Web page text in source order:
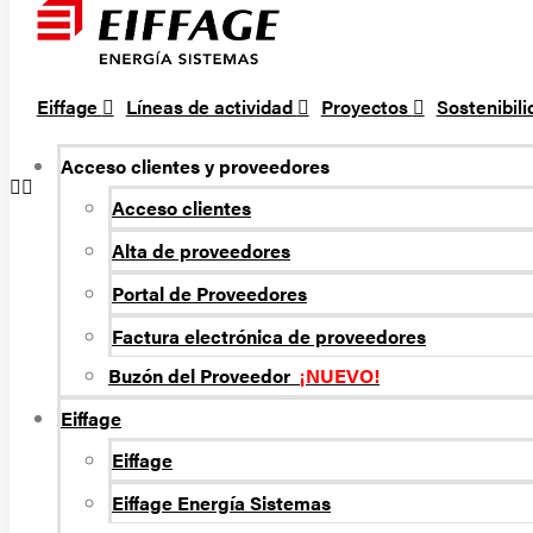
Eiffage Líneas de actividad Proyectos
Acceso clientes y proveedores
Acceso clientes
Alta de proveedores
Portal de Proveedores
Factura electrónica de proveedores
Buzón del Proveedor ¡NUEVO!
Eiffage
Eiffage
Eiffage Energí­a Sistemas